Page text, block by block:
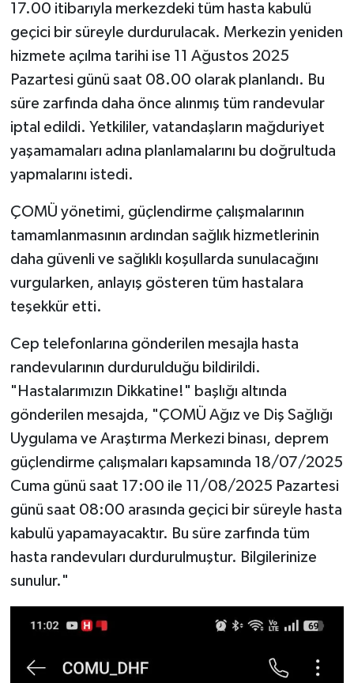
17.00 itibarıyla merkezdeki tüm hasta kabulü
geçici bir süreyle durdurulacak. Merkezin yeniden
hizmete açılma tarihi ise 11 Ağustos 2025
Pazartesi günü saat 08.00 olarak planlandı. Bu
süre zarfında daha önce alınmış tüm randevular
iptal edildi. Yetkililer, vatandaşların mağduriyet
yaşamamaları adına planlamalarını bu doğrultuda
yapmalarını istedi.
ÇOMÜ yönetimi, güçlendirme çalışmalarının
tamamlanmasının ardından sağlık hizmetlerinin
daha güvenli ve sağlıklı koşullarda sunulacağını
vurgularken, anlayış gösteren tüm hastalara
teşekkür etti.
Cep telefonlarına gönderilen mesajla hasta
randevularının durdurulduğu bildirildi.
"Hastalarımızın Dikkatine!" başlığı altında
gönderilen mesajda, "ÇOMÜ Ağız ve Diş Sağlığı
Uygulama ve Araştırma Merkezi binası, deprem
güçlendirme çalışmaları kapsamında 18/07/2025
Cuma günü saat 17:00 ile 11/08/2025 Pazartesi
günü saat 08:00 arasında geçici bir süreyle hasta
kabulü yapamayacaktır. Bu süre zarfında tüm
hasta randevuları durdurulmuştur. Bilgilerinize
sunulur."